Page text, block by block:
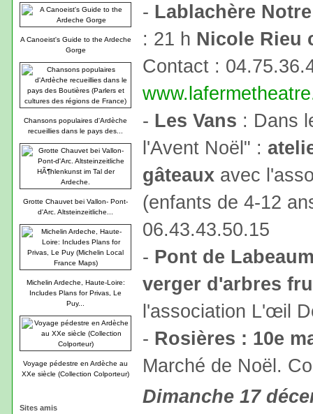
A Canoeist's Guide to the Ardeche
Gorge
Chansons populaires d'Ardèche
recueillies dans le pays des...
Grotte Chauvet bei Vallon- Pont-
d'Arc. Altsteinzeitliche...
Michelin Ardeche, Haute-Loire:
Includes Plans for Privas, Le
Puy...
Voyage pédestre en Ardèche au
XXe siècle (Collection Colporteur)
Sites amis
- Lablachère
: 21 h Nicole Rieu
Contact :
- Les Vans : Dans
l'Avent Noël" :
gâteaux avec
(enfants de 4-12
06.43.43.50.15
- Pont de
verger d'arbres
l'association L'œil
- Rosières : 10e
Marché de Noël.
Dimanche 17